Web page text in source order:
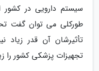
سیستم دارویی در
طورکلی می توان گفت
تأثیرشان آن قدر
تجهیزات پزشکی کشور را